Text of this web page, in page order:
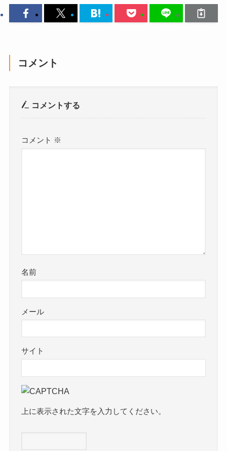
コメント
コメントする
コメント ※
名前
メール
サイト
上に表示された文字を入力してください。